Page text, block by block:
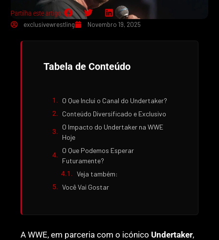
Partilha este artigo:
exclusivewrestling
Novembro 19, 2025
Tabela de Conteúdo
O Que Inclui o Canal do Undertaker?
Conteúdo Diversificado e Exclusivo
O Impacto do Undertaker na WWE
Hoje
O Que Podemos Esperar
Futuramente?
Veja também:
Você Vai Gostar
A WWE, em parceria com o icónico Undertaker,